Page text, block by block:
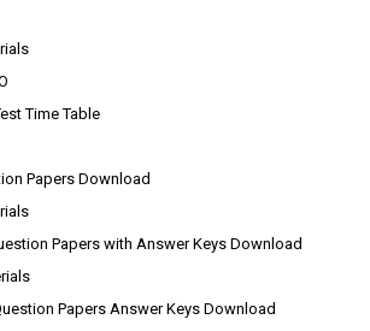
Time Table
Papers Download
Papers with Answer Keys Download
Papers Answer Keys Download